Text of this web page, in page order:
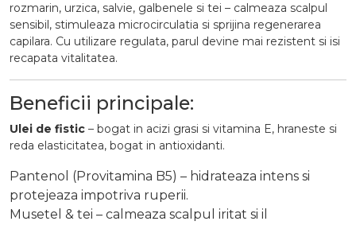
rozmarin, urzica, salvie, galbenele si tei – calmeaza scalpul
sensibil, stimuleaza microcirculatia si sprijina regenerarea
capilara. Cu utilizare regulata, parul devine mai rezistent si isi
recapata vitalitatea.
Beneficii principale:
Ulei de fistic – bogat in acizi grasi si vitamina E, hraneste si
reda elasticitatea, bogat in antioxidanti.
Pantenol (Provitamina B5) – hidrateaza intens si
protejeaza impotriva ruperii.
Musetel & tei – calmeaza scalpul iritat si il